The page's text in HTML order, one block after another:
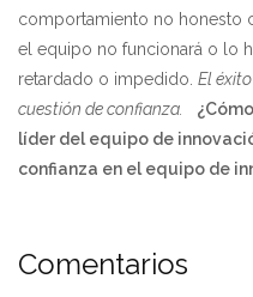
comportamiento no honesto
el equipo no funcionará o lo
retardado o impedido. El
cuestión de confianza.
líder del equipo de
confianza en el equipo de
Comentarios